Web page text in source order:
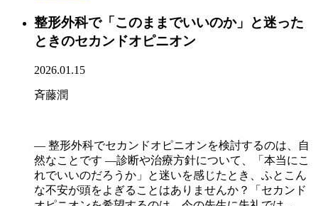
整形外科で「このままでいいのか」と迷った
ときのセカンドオピニオン
2026.01.15
斉藤潤
― 整形外科でセカンドオピニオンを検討するのは、自
然なことです ―診断や治療方針について、「本当にこ
れでいいのだろうか」と迷いを感じたとき、ふとこん
な不安が頭をよぎることはありませんか？「セカンド